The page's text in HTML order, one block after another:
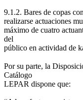
9.1.2. Bares de copas
realizarse actuaciones
máximo de cuatro
del
público en actividad de
Por su parte, la
Catálogo
LEPAR dispone que: